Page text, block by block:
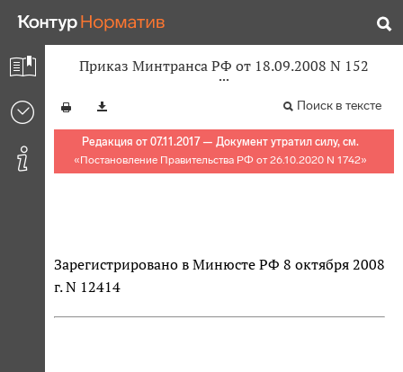
Приказ Минтранса РФ от 18.09.2008 N 152
Поиск в тексте
Редакция от 07.11.2017 — Документ утратил силу, см.
«Постановление Правительства РФ от 26.10.2020 N 1742»
Зарегистрировано в Минюсте РФ 8 октября 2008
г. N 12414